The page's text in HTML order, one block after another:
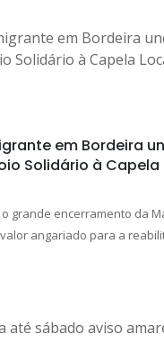
em Bordeira
Solidário à Capela
grande encerramento da
angariado para a